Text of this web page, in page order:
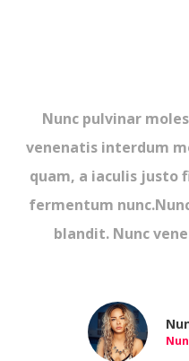
Nunc pulvinar
venenatis interdum
quam, a iaculis justo
fermentum
blandit. Nunc